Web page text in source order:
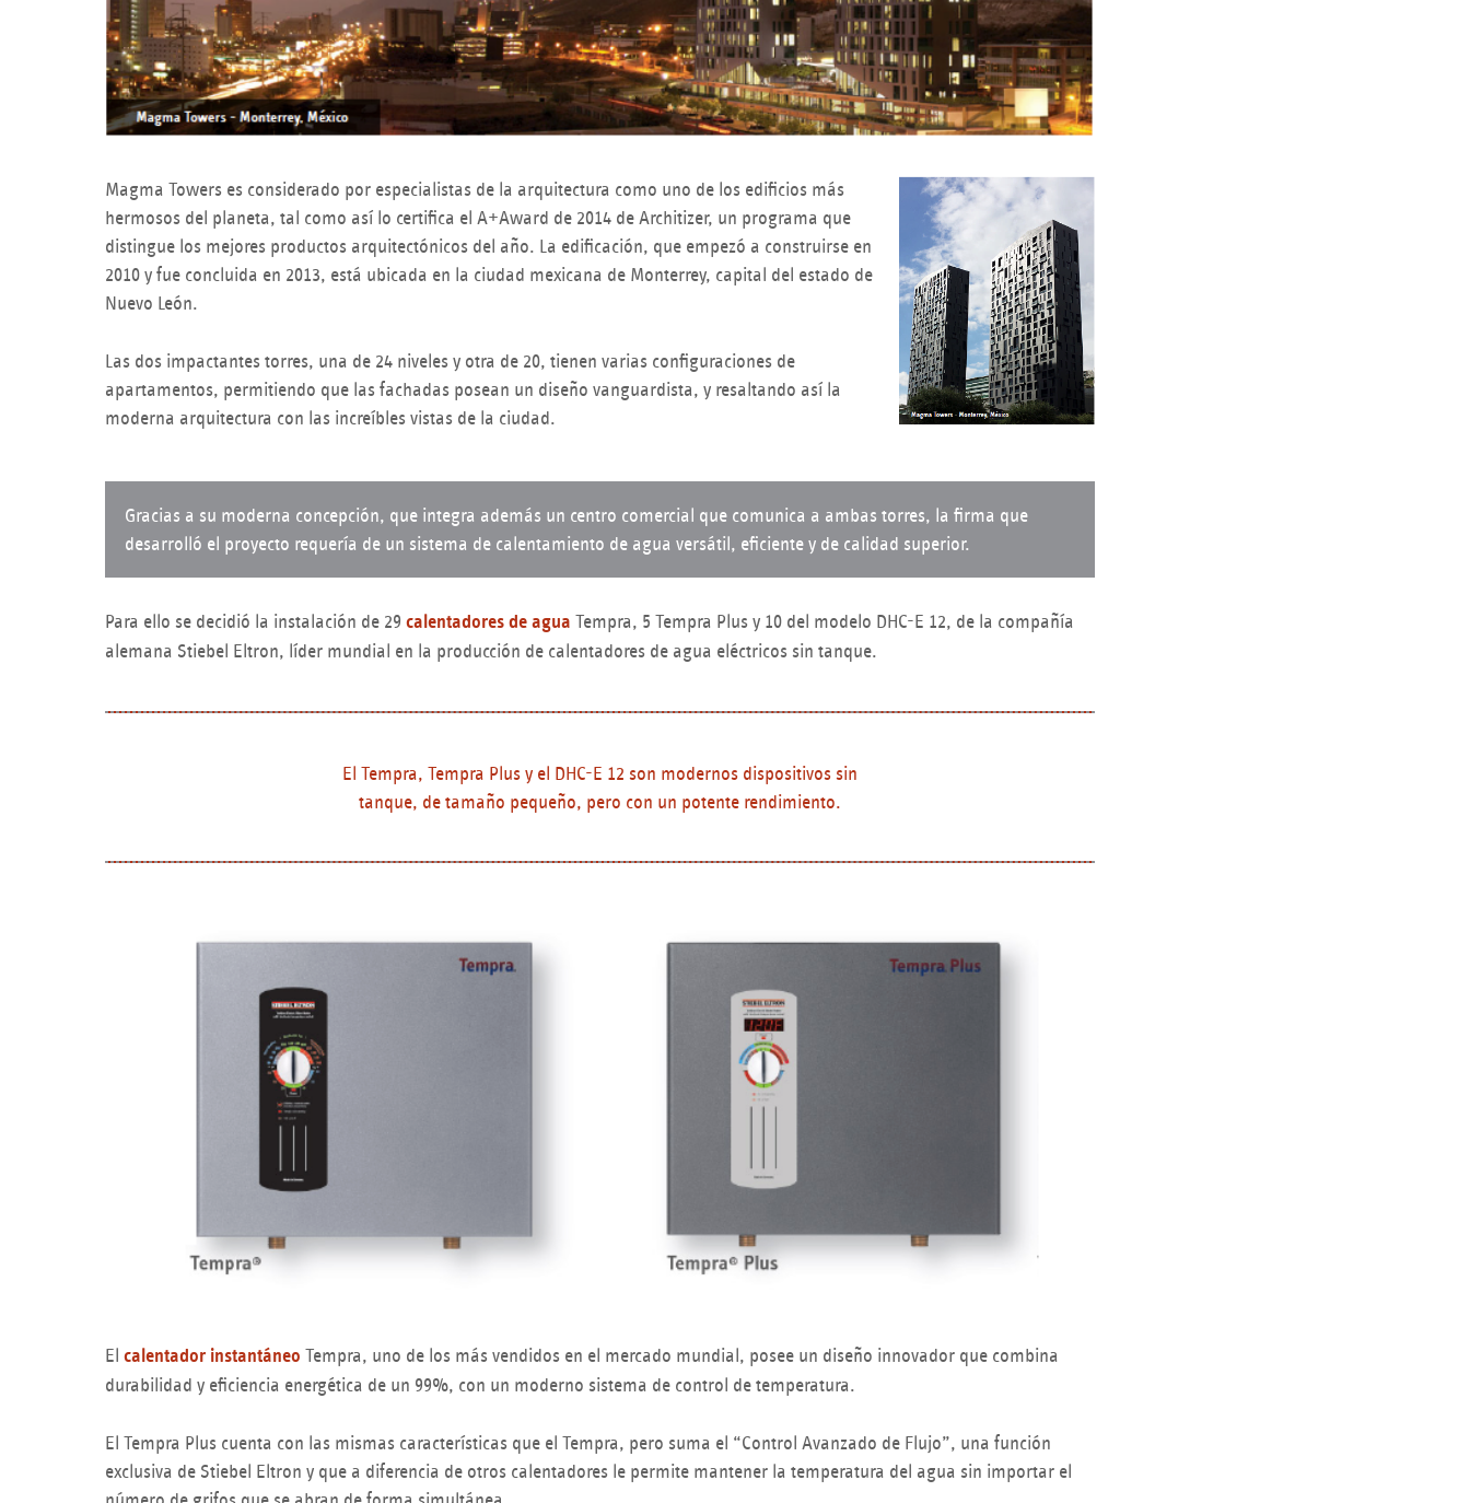
Magma Towers es considerado por especialistas de la arquitectura como uno de los edificios más
hermosos del planeta, tal como así lo certifica el A+Award de 2014 de Architizer, un programa que
distingue los mejores productos arquitectónicos del año. La edificación, que empezó a construirse en
2010 y fue concluida en 2013, está ubicada en la ciudad mexicana de Monterrey, capital del estado de
Nuevo León.
Las dos impactantes torres, una de 24 niveles y otra de 20, tienen varias configuraciones de
apartamentos, permitiendo que las fachadas posean un diseño vanguardista, y resaltando así la
moderna arquitectura con las increíbles vistas de la ciudad.
Gracias a su moderna concepción, que integra además un centro comercial que comunica a ambas torres, la firma que
desarrolló el proyecto requería de un sistema de calentamiento de agua versátil, eficiente y de calidad superior.
Para ello se decidió la instalación de 29 calentadores de agua Tempra, 5 Tempra Plus y 10 del modelo DHC-E 12, de la compañía
alemana Stiebel Eltron, líder mundial en la producción de calentadores de agua eléctricos sin tanque.
El Tempra, Tempra Plus y el DHC-E 12 son modernos dispositivos sin
tanque, de tamaño pequeño, pero con un potente rendimiento.
El calentador instantáneo Tempra, uno de los más vendidos en el mercado mundial, posee un diseño innovador que combina
durabilidad y eficiencia energética de un 99%, con un moderno sistema de control de temperatura.
El Tempra Plus cuenta con las mismas características que el Tempra, pero suma el “Control Avanzado de Flujo”, una función
exclusiva de Stiebel Eltron y que a diferencia de otros calentadores le permite mantener la temperatura del agua sin importar el